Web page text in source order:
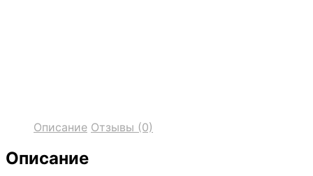
Описание Отзывы (0)
Описание